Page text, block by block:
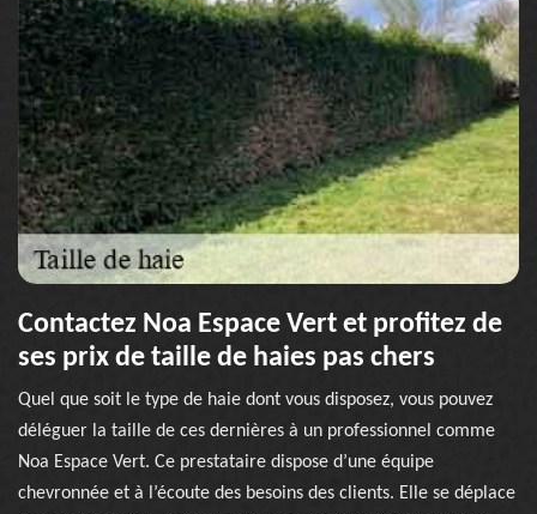
Contactez Noa Espace Vert et profitez de
ses prix de taille de haies pas chers
Quel que soit le type de haie dont vous disposez, vous pouvez
déléguer la taille de ces dernières à un professionnel comme
Noa Espace Vert. Ce prestataire dispose d’une équipe
chevronnée et à l’écoute des besoins des clients. Elle se déplace